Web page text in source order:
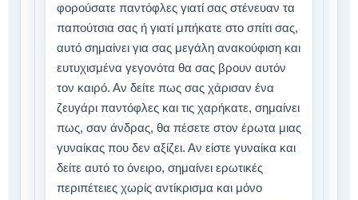
φορούσατε παντόφλες γιατί σας στένευαν τα
παπούτσια σας ή γιατί μπήκατε στο σπίτι σας,
αυτό σημαίνει για σας μεγάλη ανακούφιση και
ευτυχισμένα γεγονότα θα σας βρουν αυτόν
τον καιρό. Αν δείτε πως σας χάρισαν ένα
ζευγάρι παντόφλες και τις χαρήκατε, σημαίνει
πως, σαν άνδρας, θα πέσετε στον έρωτα μιας
γυναίκας που δεν αξίζει. Αν είστε γυναίκα και
δείτε αυτό το όνειρο, σημαίνει ερωτικές
περιπέτειες χωρίς αντίκρισμα και μόνο